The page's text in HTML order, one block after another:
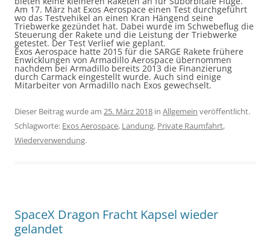
Am 17. März hat Exos Aerospace einen Test durchgeführt
wo das Testvehikel an einen Kran Hängend seine
Triebwerke gezündet hat. Dabei wurde im Schwebeflug die
Steuerung der Rakete und die Leistung der Triebwerke
getestet. Der Test Verlief wie geplant.
Exos Aerospace hatte 2015 für die SARGE Rakete frühere
Enwicklungen von Armadillo Aerospace übernommen
nachdem bei Armadillo bereits 2013 die Finanzierung
durch Carmack eingestellt wurde. Auch sind einige
Mitarbeiter von Armadillo nach Exos gewechselt.
Dieser Beitrag wurde am 25. März 2018 in Allgemein veröffentlicht.
Schlagworte: Exos Aerospace, Landung, Private Raumfahrt,
Wiederverwendung.
SpaceX Dragon Fracht Kapsel wieder
gelandet